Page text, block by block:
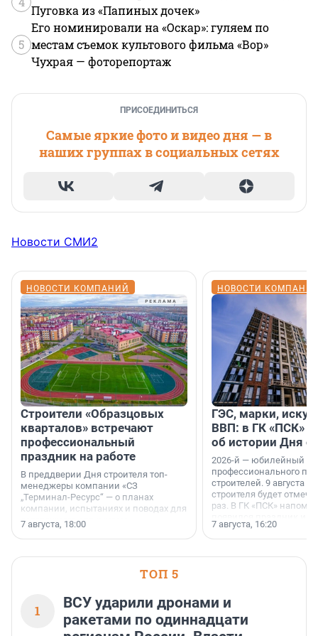
Пуговка из «Папиных дочек»
5
Его номинировали на «Оскар»: гуляем по
местам съемок культового фильма «Вор»
Чухрая — фоторепортаж
ПРИСОЕДИНИТЬСЯ
Самые яркие фото и видео дня — в
наших группах в социальных сетях
Новости СМИ2
НОВОСТИ КОМПАНИЙ
Строители «Образцовых
кварталов» встречают
профессиональный
праздник на работе
В преддверии Дня строителя топ-
менеджеры компании «СЗ
„Терминал-Ресурс“ — о планах
компании, испытаниях и поводах для
осторожного оптимизма.
7 августа, 18:00
НОВОСТИ
ГЭС, марки,
ВВП: в ГК «ПСК»
об истории Дня
2026-й — юбилейный
профессионального
строителей. 9 августа
строителя будет
раз. В ГК «ПСК»
поменялась роль
7 августа, 16:20
ТОП 5
1
ВСУ ударили дронами и
ракетами по одиннадцати